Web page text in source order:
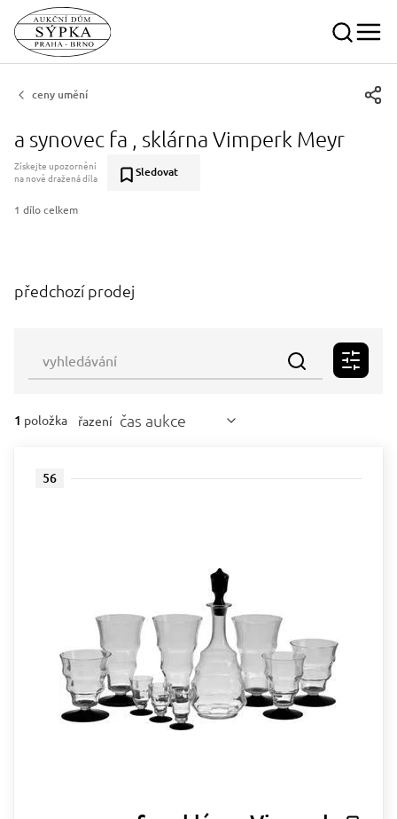
ceny umění
a synovec fa , sklárna Vimperk Meyr
Získejte upozornění
na nově dražená díla
Sledovat
1 dílo celkem
předchozí prodej
1 položka řazení čas aukce
56